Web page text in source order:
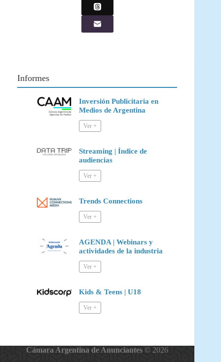
Informes
Inversión Publicitaria en
Medios de Argentina
Streaming | Índice de
audiencias
Trends Connections
AGENDA | Webinars y
actividades de la industria
Kids & Teens | U18
Cámara Argentina de Anunciantes © 2026